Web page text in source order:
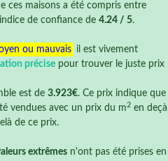
ces maisons a été compris entre
de confiance de 4.24 / 5.
ou mauvais il est vivement
précise pour trouver le juste prix
est de 3.923€. Ce prix indique que
vendues avec un prix du m 2 en deçà
de ce prix.
extrêmes n'ont pas été prises en